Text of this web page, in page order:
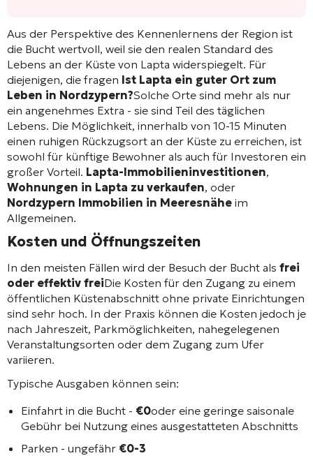
Aus der Perspektive des Kennenlernens der Region ist
die Bucht wertvoll, weil sie den realen Standard des
Lebens an der Küste von Lapta widerspiegelt. Für
diejenigen, die fragen Ist Lapta ein guter Ort zum
Leben in Nordzypern?Solche Orte sind mehr als nur
ein angenehmes Extra - sie sind Teil des täglichen
Lebens. Die Möglichkeit, innerhalb von 10-15 Minuten
einen ruhigen Rückzugsort an der Küste zu erreichen, ist
sowohl für künftige Bewohner als auch für Investoren ein
großer Vorteil. Lapta-Immobilieninvestitionen,
Wohnungen in Lapta zu verkaufen, oder
Nordzypern Immobilien in Meeresnähe im
Allgemeinen.
Kosten und Öffnungszeiten
In den meisten Fällen wird der Besuch der Bucht als frei
oder effektiv freiDie Kosten für den Zugang zu einem
öffentlichen Küstenabschnitt ohne private Einrichtungen
sind sehr hoch. In der Praxis können die Kosten jedoch je
nach Jahreszeit, Parkmöglichkeiten, nahegelegenen
Veranstaltungsorten oder dem Zugang zum Ufer
variieren.
Typische Ausgaben können sein:
Einfahrt in die Bucht - €0oder eine geringe saisonale
Gebühr bei Nutzung eines ausgestatteten Abschnitts
Parken - ungefähr €0-3